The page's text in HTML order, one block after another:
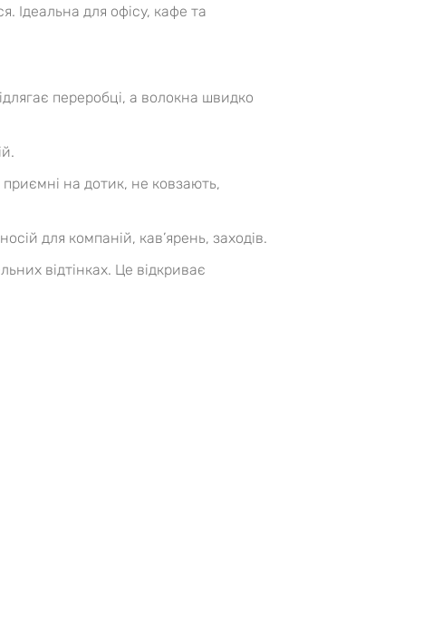
Ідеальна для офісу, кафе та
переробці, а волокна швидко
на дотик, не ковзають,
для компаній, кав’ярень, заходів.
відтінках. Це відкриває